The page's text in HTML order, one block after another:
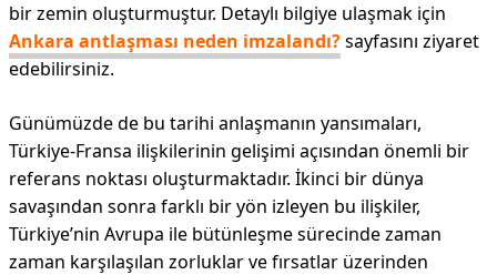
bir zemin oluşturmuştur. Detaylı bilgiye ulaşmak için
Ankara antlaşması neden imzalandı?sayfasını ziyaret
edebilirsiniz.
Günümüzde de bu tarihi anlaşmanın yansımaları,
Türkiye-Fransa ilişkilerinin gelişimi açısından önemli bir
referans noktası oluşturmaktadır. İkinci bir dünya
savaşından sonra farklı bir yön izleyen bu ilişkiler,
Türkiye’nin Avrupa ile bütünleşme sürecinde zaman
zaman karşılaşılan zorluklar ve fırsatlar üzerinden